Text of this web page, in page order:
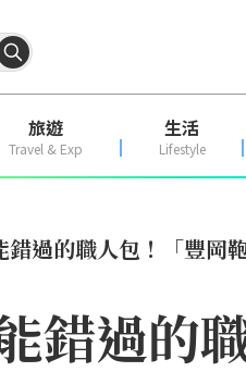
旅遊
Travel & Exp
生活
Lifestyle
錯過的職人包！「豐
錯過的